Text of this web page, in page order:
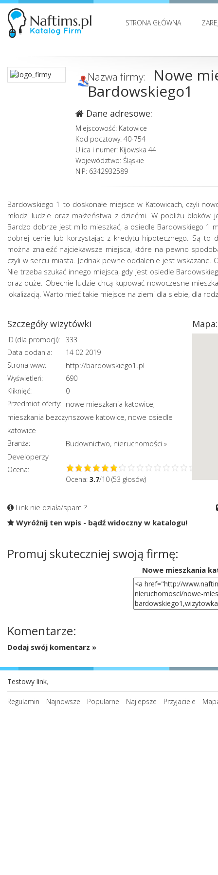
STRONA GŁÓWNA
Nazwa firmy:
Nowe
Bardowskiego1
Dane adresowe:
Miejscowość: Katowice
Kod pocztowy: 40-754
Ulica i numer: Kijowska 44
Województwo: Śląskie
NIP: 6342932589
Bardowskiego 1 to doskonałe miejsce w Katowicach, czyli
młodzi ludzie oraz małżeństwa z dziećmi. W pobliżu
Bardzo dobrze jest miło mieszkać, a osiedle Bardowskiego 1
dobrej cenie lub korzystając z kredytu hipotecznego. Są to
można znaleźć najciekawsze miejsca, które na pewno
czyli w sercu miasta. Jednak pewne oddalenie jest
Nie trzeba szukać innego miejsca, gdy jest osiedle
oraz duże. Obecnie ludzie chcą kupować nowoczesne
lokalizacją. Warto mieć takie miejsce na ziemi dla siebie, dla
Szczegóły wizytówki
ID (dla promocji):
333
Data dodania:
14 02 2019
Strona www:
http://bardowskiego1.pl
Wyświetleń:
690
Kliknięć:
0
Przedmiot oferty: nowe mieszkania katowice,
mieszkania bezczynszowe katowice, nowe osiedle
katowice
Branża: Budownictwo, nieruchomości »
Developerzy
Ocena:
Ocena: 3.7/10 (53 głosów)
Mapa:
Link nie działa/spam ?
Wyróżnij ten wpis - bądź widoczny w katalogu!
Promuj skuteczniej swoją firmę:
Nowe mieszkania
Komentarze:
Dodaj swój komentarz »
Testowy link,
Regulamin Najnowsze Popularne Najlepsze Przyjaciele